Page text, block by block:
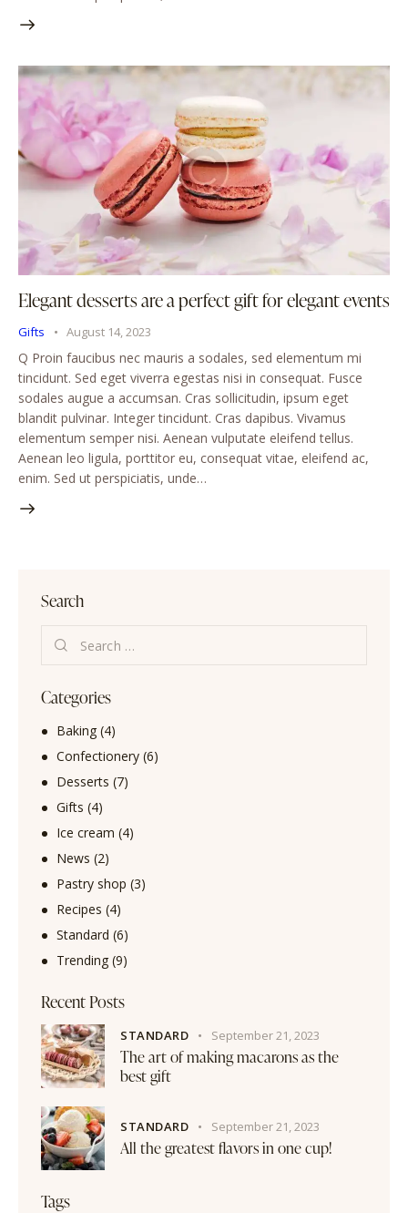
Elegant desserts are a perfect gift for elegant events
Gifts August 14, 2023
Q Proin faucibus nec mauris a sodales, sed elementum mi
tincidunt. Sed eget viverra egestas nisi in consequat. Fusce
sodales augue a accumsan. Cras sollicitudin, ipsum eget
blandit pulvinar. Integer tincidunt. Cras dapibus. Vivamus
elementum semper nisi. Aenean vulputate eleifend tellus.
Aenean leo ligula, porttitor eu, consequat vitae, eleifend ac,
enim. Sed ut perspiciatis, unde…
Search
Categories
Baking(4)
Confectionery(6)
Desserts (7)
Gifts (4)
Ice cream (4)
News (2)
Pastry shop (3)
Recipes (4)
Standard (6)
Trending(9)
Recent Posts
STANDARD September 21, 2023
The art of making macarons as the
best gift
STANDARD September 21, 2023
All the greatest flavors in one cup!
Tags